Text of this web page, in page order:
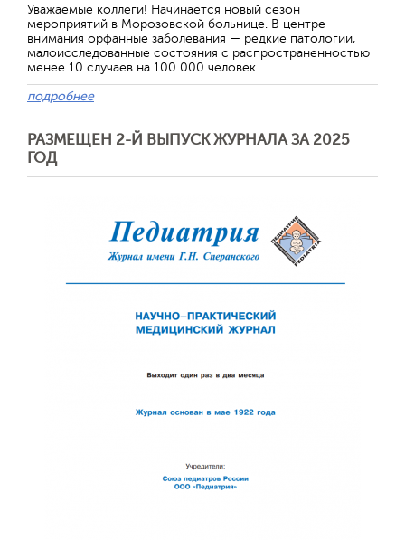
Уважаемые коллеги! Начинается новый сезон
мероприятий в Морозовской больнице. В центре
внимания орфанные заболевания — редкие патологии,
малоисследованные состояния с распространенностью
менее 10 случаев на 100 000 человек.
подробнее
РАЗМЕЩЕН 2-Й ВЫПУСК ЖУРНАЛА ЗА 2025
ГОД